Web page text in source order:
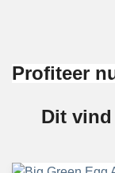
Profiteer
Dit